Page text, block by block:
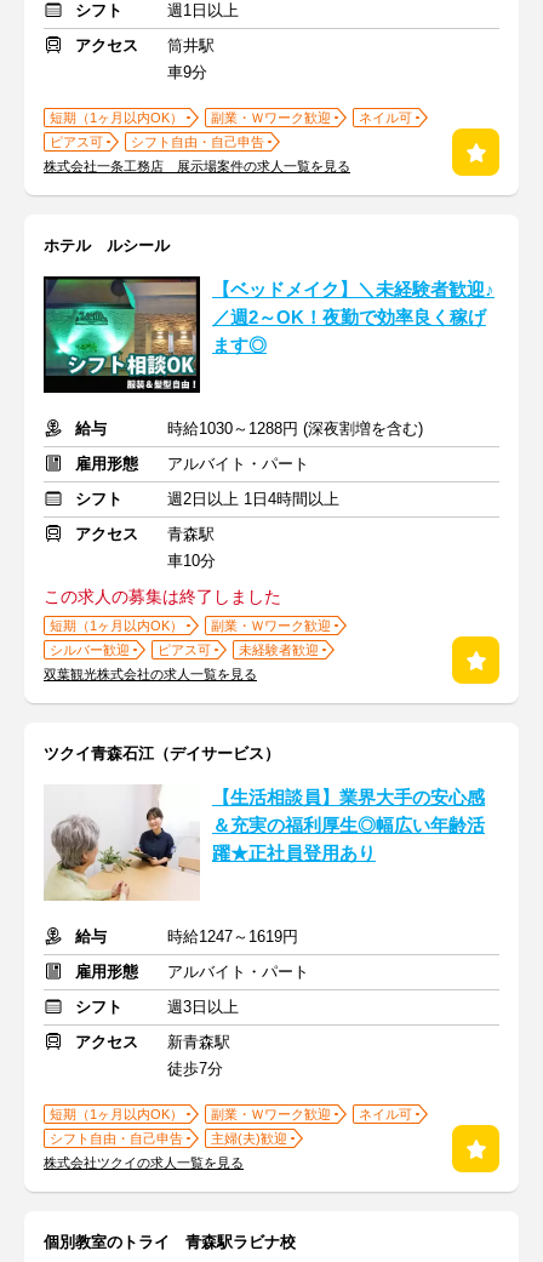
シフト
週1日以上
アクセス
筒井駅
車9分
短期（1ヶ月以内OK） 副業・Ｗワーク歓迎
ネイル可
ピアス可
シフト自由・自己申告
株式会社一条工務店 展示場案件の求人一覧を見る
ホテル ルシール
【ベッドメイク】＼未経験者歓迎♪
／週2～OK！夜勤で効率良く稼げ
ます◎
給与
時給1030～1288円 (深夜割増を含む)
雇用形態
アルバイト・パート
シフト
週2日以上 1日4時間以上
アクセス
青森駅
車10分
この求人の募集は終了しました
短期（1ヶ月以内OK）
副業・Ｗワーク歓迎
シルバー歓迎
ピアス可
未経験者歓迎
双葉観光株式会社の求人一覧を見る
ツクイ青森石江（デイサービス）
【生活相談員】業界大手の安心感
＆充実の福利厚生◎幅広い年齢活
躍★正社員登用あり
給与
時給1247～1619円
雇用形態
アルバイト・パート
シフト
週3日以上
アクセス
新青森駅
徒歩7分
短期（1ヶ月以内OK） 副業・Ｗワーク歓迎
ネイル可
シフト自由・自己申告
主婦(夫)歓迎
株式会社ツクイの求人一覧を見る
個別教室のトライ 青森駅ラビナ校